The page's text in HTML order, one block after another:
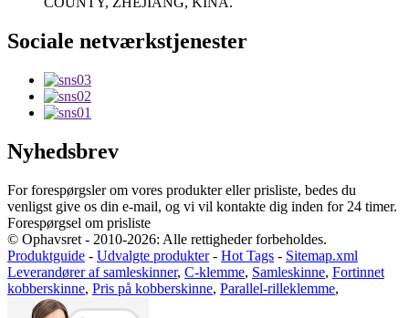
Sociale netværkstjenester
Nyhedsbrev
For forespørgsler om vores produkter eller prisliste, bedes du
venligst give os din e-mail, og vi vil kontakte dig inden for 24 timer.
Forespørgsel om prisliste
© Ophavsret - 2010-2026: Alle rettigheder forbeholdes.
Produktguide - Udvalgte produkter- Hot Tags - Sitemap.xml
Leverandører af samleskinner, C-klemme, Samleskinne, Fortinnet
kobberskinne, Pris på kobberskinne, Parallel-rilleklemme,